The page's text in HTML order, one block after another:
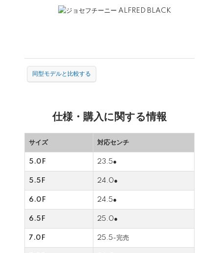
同型モデルと比較する
仕様・購入に関する情報
サイズ 対応センチ
5.0F 23.5●
5.5F 24.0●
6.0F 24.5●
6.5F 25.0●
7.0F 25.5-完売